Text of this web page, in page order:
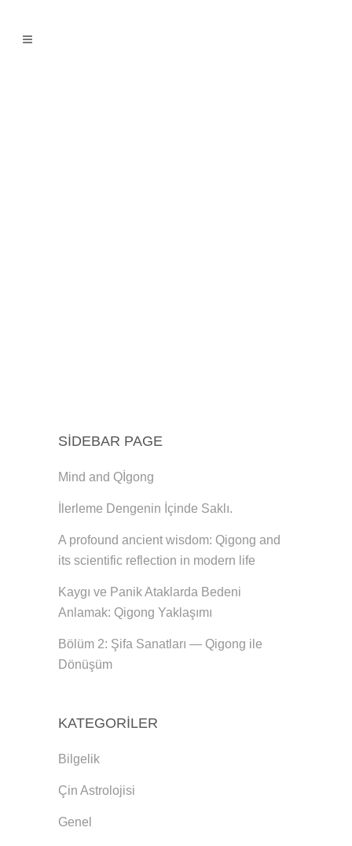
SIDEBAR PAGE
Mind and Qİgong
İlerleme Dengenin İçinde Saklı.
A profound ancient wisdom: Qigong and
its scientific reflection in modern life
Kaygı ve Panik Ataklarda Bedeni
Anlamak: Qigong Yaklaşımı
Bölüm 2: Şifa Sanatları — Qigong ile
Dönüşüm
KATEGORILER
Bilgelik
Çin Astrolojisi
Genel